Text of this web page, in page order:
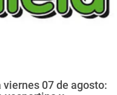
07 de agosto: